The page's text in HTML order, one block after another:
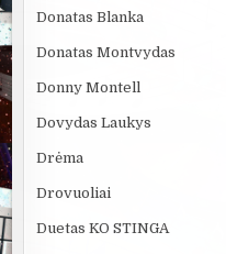
Donatas Blanka
Donatas Montvydas
Donny Montell
Dovydas Laukys
Drėma
Drovuoliai
Duetas KO STINGA